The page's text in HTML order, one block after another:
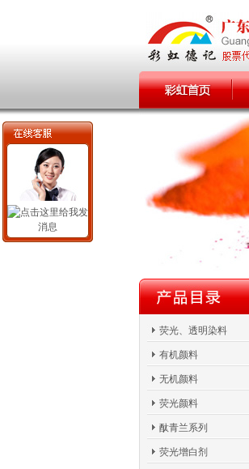
荧光、透明染料
有机颜料
无机颜料
荧光颜料
酞青兰系列
荧光增白剂